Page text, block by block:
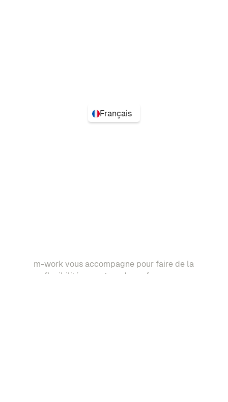
Français
m-work vous accompagne pour faire de la
flexibilité un moteur de performance.